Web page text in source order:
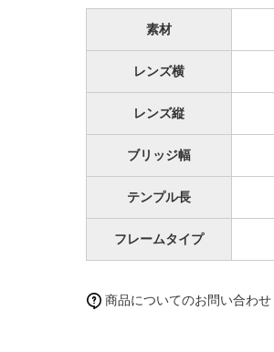
素材
レンズ横
レンズ縦
ブリッジ幅
テンプル長
フレームタイプ
商品についてのお問い合わせ